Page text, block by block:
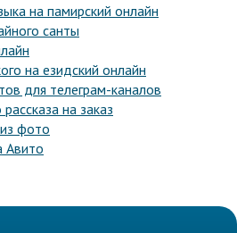
на памирский онлайн
санты
на езидский онлайн
для телеграм-каналов
на заказ
фото
Авито